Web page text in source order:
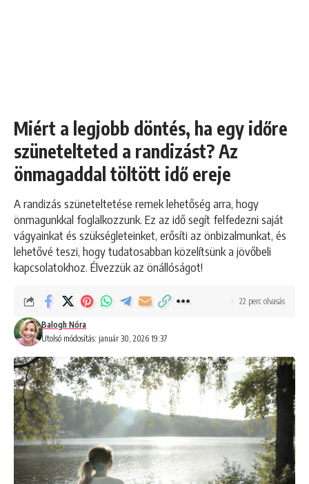
Miért a legjobb döntés, ha egy időre
szünetelteted a randizást? Az
önmagaddal töltött idő ereje
A randizás szüneteltetése remek lehetőség arra, hogy
önmagunkkal foglalkozzunk. Ez az idő segít felfedezni saját
vágyainkat és szükségleteinket, erősíti az önbizalmunkat, és
lehetővé teszi, hogy tudatosabban közelítsünk a jövőbeli
kapcsolatokhoz. Élvezzük az önállóságot!
Utolsó módosítás: január 30, 2026 19:37
Balogh Nóra
22 perc olvasás